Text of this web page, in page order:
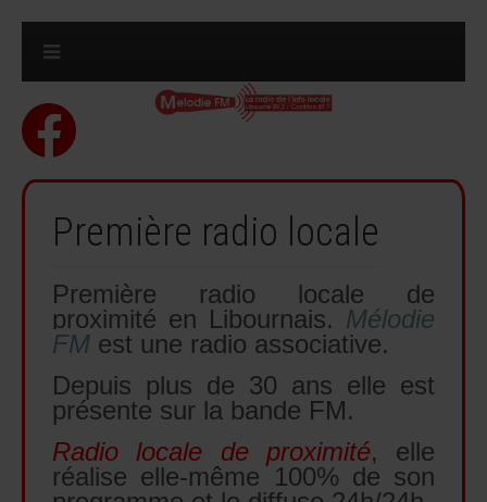
Première radio locale
Première radio locale de
proximité en Libournais. Mélodie
FM est une radio associative.
Depuis plus de 30 ans elle est
présente sur la bande FM.
Radio locale de proximité, elle
réalise elle-même 100% de son